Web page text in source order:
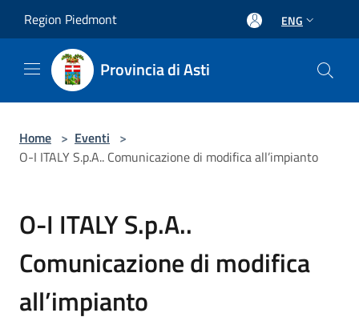
Region Piedmont ENG
Provincia di Asti
Home > Eventi >
O-I ITALY S.p.A.. Comunicazione di modifica all’impianto
O-I ITALY S.p.A..
Comunicazione di modifica
all’impianto